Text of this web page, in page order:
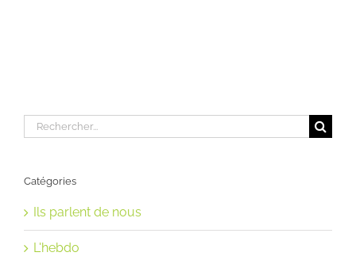
Rechercher:
Catégories
Ils parlent de nous
L'hebdo